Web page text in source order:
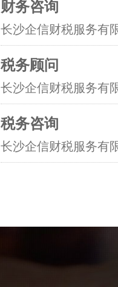
财务咨询
长沙企信财税服务有
税务顾问
长沙企信财税服务有
税务咨询
长沙企信财税服务有